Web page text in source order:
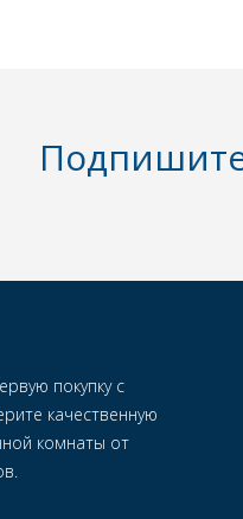
покупку с
качественную
комнаты от